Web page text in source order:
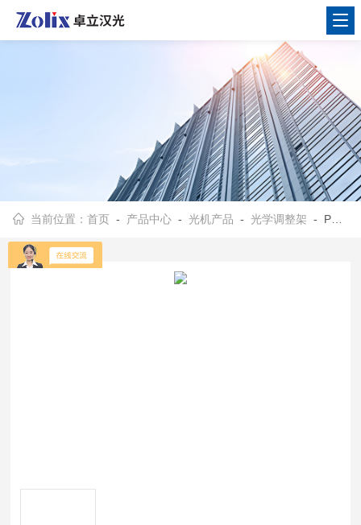
当前位置：首页 - 产品中心 -光机产品 -光学调整架 - PHK 系列光学调整架工具包